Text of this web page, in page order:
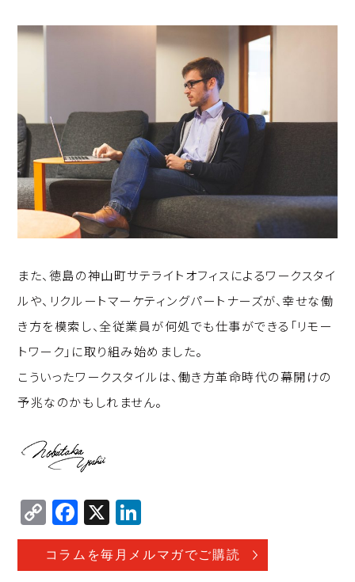
また、徳島の神山町サテライトオフィスによるワークスタイ
ルや、リクルートマーケティングパートナーズが、幸せな働
き方を模索し、全従業員が何処でも仕事ができる「リモー
トワーク」に取り組み始めました。
こういったワークスタイルは、働き方革命時代の幕開けの
予兆なのかもしれません。
C
o
p
F
a
c
X
n
k
コラムを毎月メルマガでご購読